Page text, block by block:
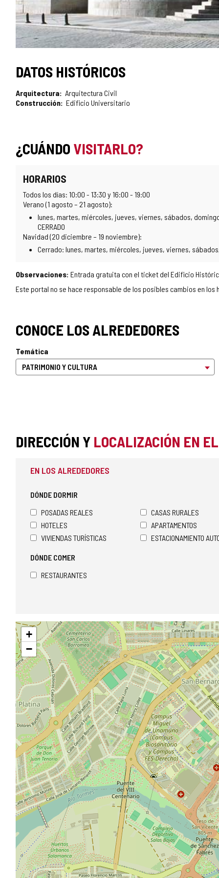
DATOS HISTÓRICOS
Arquitectura
Arquitectura Civil
Construcción Edificio Universitario
¿CUÁNDO VISITARLO?
HORARIOS
Todos los días: 10:00 - 13:30 y 16:00 - 19:00
Verano (1 agosto – 21 agosto):
lunes, martes, miércoles, jueves, viernes, sábados,
CERRADO
Navidad (20 diciembre – 19 noviembre):
Cerrado: lunes, martes, miércoles, jueves, viernes,
Observaciones: Entrada gratuita con el ticket del Edificio
Este portal no se hace responsable de los posibles cambios en
CONOCE LOS ALREDEDORES
Temática
DIRECCIÓN Y LOCALIZACIÓN EN
EN LOS ALREDEDORES
DÓNDE DORMIR
POSADAS REALES
CASAS RURALES
HOTELES
APARTAMENTOS
VIVIENDAS TURÍSTICAS
ESTACIONAMIENTO
DÓNDE COMER
RESTAURANTES
Saltar
mapa
+
−